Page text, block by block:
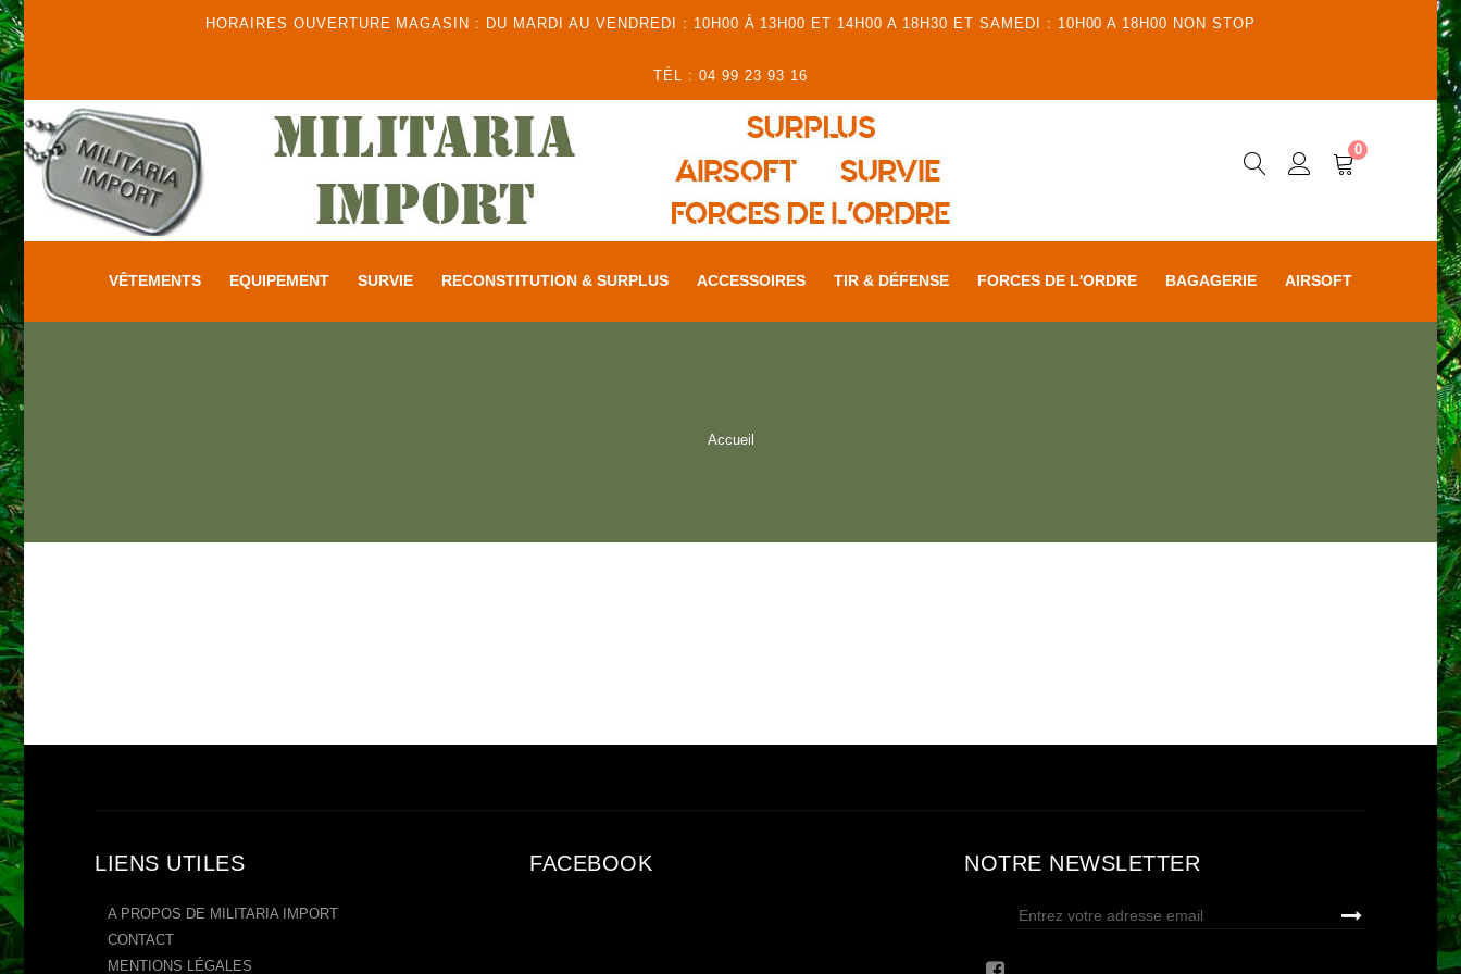
HORAIRES OUVERTURE MAGASIN : DU MARDI AU VENDREDI : 10H00 À 13H00 ET 14H00 A 18H30 ET SAMEDI : 10H00 A 18H00 NON STOP
TÉL : 04 99 23 93 16
0
VÊTEMENTS EQUIPEMENT SURVIE RECONSTITUTION & SURPLUS ACCESSOIRES TIR & DÉFENSE FORCES DE L'ORDRE BAGAGERIE AIRSOFT
Accueil
LIENS UTILES
A PROPOS DE MILITARIA IMPORT
CONTACT
MENTIONS LÉGALES
FACEBOOK NOTRE NEWSLETTER